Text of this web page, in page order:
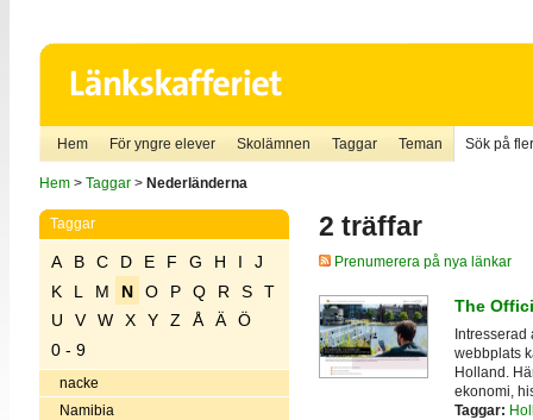
Hem För yngre elever Skolämnen Taggar Teman Sök på
Hem> Taggar> Nederländerna
Taggar
A B C D E F G H I
J
K
L M N O P Q R S
T
U
V W X Y Z Å Ä
Ö
0 - 9
nacke
Namibia
2 träffar
Prenumerera på nya länkar
The
Intresserad
webbplats
Holland.
ekonomi,
Taggar: